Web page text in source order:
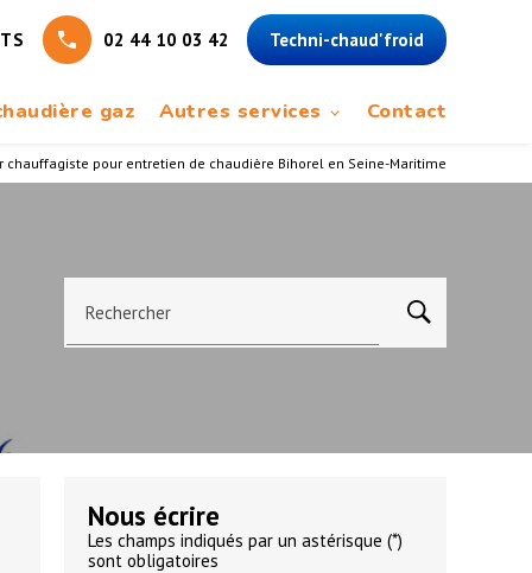
02 44 10 03 42 Techni-chaud'froid
gaz Autres services Contact
chauffagiste pour entretien de chaudière Bihorel en Seine-Maritime
Rechercher
Nous écrire
Les champs indiqués par un astérisque (*)
sont obligatoires